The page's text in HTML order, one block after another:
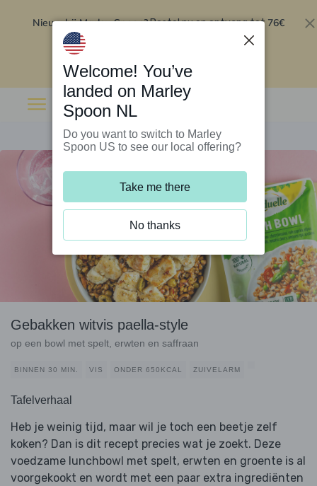
Nieuw bij Marley Spoon?Bestel nu en ontvang tot 76€
Gebakken witvis paella-style
op een bowl met spelt, erwten en saffraan
BINNEN 30 MIN. VIS ONDER 650KCAL ZUIVELARM
Tafelverhaal
Heb je weinig tijd, maar wil je toch een beetje zelf
koken? Dan is dit recept precies wat je zoekt. Deze
voedzame lunchbowl met spelt, erwten en groente is al
voorgekookt en wordt met een paar extra ingrediënten
Welcome! You’ve
landed on Marley
Spoon NL
Do you want to switch to Marley
Spoon US to see our local offering?
Take me there
No thanks